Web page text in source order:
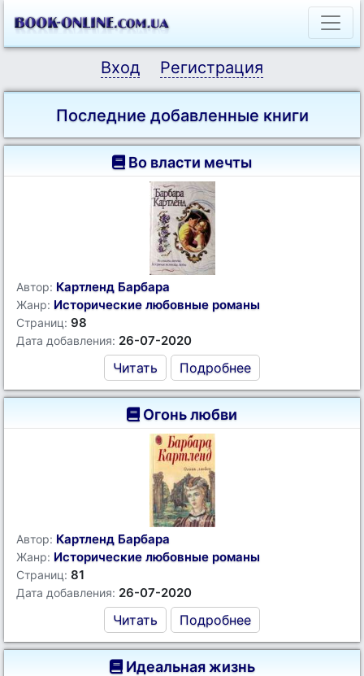
Вход Регистрация
Последние добавленные книги
Во власти мечты
Автор: Картленд Барбара
Жанр: Исторические любовные романы
Страниц: 98
Дата добавления: 26-07-2020
Читать Подробнее
Огонь любви
Автор: Картленд Барбара
Жанр: Исторические любовные романы
Страниц: 81
Дата добавления: 26-07-2020
Читать Подробнее
Идеальная жизнь